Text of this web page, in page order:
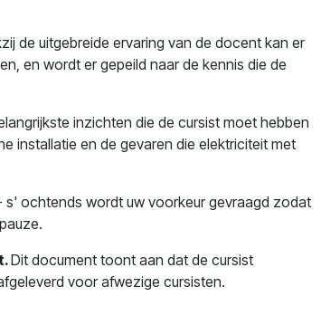
de uitgebreide ervaring van de docent kan er
en wordt er gepeild naar de kennis die de
inzichten die de cursist moet hebben
installatie en de gevaren die elektriciteit met
s' ochtends wordt uw voorkeur gevraagd zodat
Dit document toont aan dat de cursist
voor afwezige cursisten.